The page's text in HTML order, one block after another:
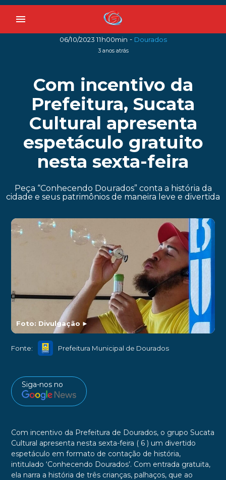
menu
06/10/2023 11h00min - Dourados
3 anos atrás
Com incentivo da
Prefeitura, Sucata
Cultural apresenta
espetáculo gratuito
nesta sexta-feira
Peça “Conhecendo Dourados” conta a história da
cidade e seus patrimônios de maneira leve e divertida
Foto: Divulgação ►
Fonte: Prefeitura Municipal de Dourados
Siga-nos no
Com incentivo da Prefeitura de Dourados, o grupo Sucata
Cultural apresenta nesta sexta-feira ( 6 ) um divertido
espetáculo em formato de contação de história,
intitulado ‘Conhecendo Dourados’. Com entrada gratuita,
ela narra a história de três crianças, palhaços, que ao